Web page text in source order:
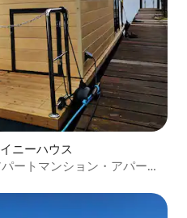
ニーハウス
ートマンション・アパート